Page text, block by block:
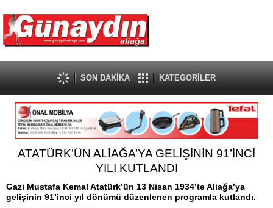
SON DAKİKA KATEGORİLER
ATATÜRK’ÜN ALİAĞA’YA GELİŞİNİN 91’İNCİ
YILI KUTLANDI
Gazi Mustafa Kemal Atatürk’ün 13 Nisan 1934’te Aliağa’ya
gelişinin 91’inci yıl dönümü düzenlenen programla kutlandı.